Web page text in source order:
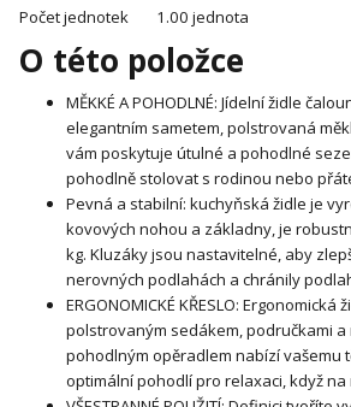
Počet jednotek
1.00 jednota
O této položce
MĚKKÉ A POHODLNÉ: Jídelní židle
elegantním sametem, polstrovaná
vám poskytuje útulné a pohodlné
pohodlně stolovat s rodinou nebo
Pevná a stabilní: kuchyňská židle je
kovových nohou a základny, je
kg. Kluzáky jsou nastavitelné, aby
nerovných podlahách a chránily
ERGONOMICKÉ KŘESLO: Ergonomická
polstrovaným sedákem, područkami a
pohodlným opěradlem nabízí vašemu
optimální pohodlí pro relaxaci, když na